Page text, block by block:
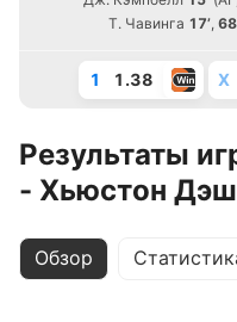
Т. Чавинга 17’,
1 1.38 X
Результаты
- Хьюстон
Обзор